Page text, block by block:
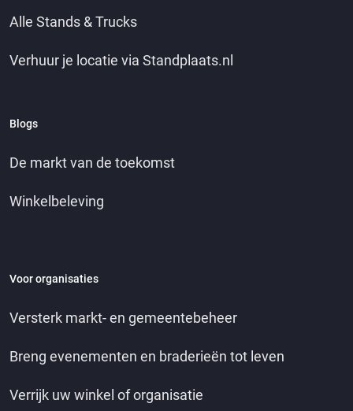
Alle Stands & Trucks
Verhuur je locatie via Standplaats.nl
Blogs
De markt van de toekomst
Winkelbeleving
Voor organisaties
Versterk markt- en gemeentebeheer
Breng evenementen en braderieën tot leven
Verrijk uw winkel of organisatie